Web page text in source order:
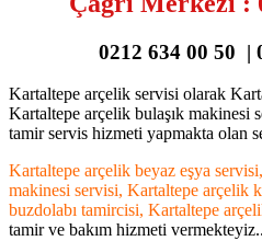
0212 634 00 50 |
Kartaltepe arçelik servisi olarak
Kartaltepe arçelik bulaşık makinesi
tamir servis hizmeti yapmakta olan
Kartaltepe arçelik beyaz eşya
makinesi servisi, Kartaltepe arçelik
buzdolabı tamircisi, Kartaltepe
tamir ve bakım hizmeti vermekteyiz..